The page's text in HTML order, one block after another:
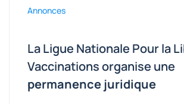
Annonces
La Ligue Nationale Pour la
Vaccinations organise une
permanence juridique